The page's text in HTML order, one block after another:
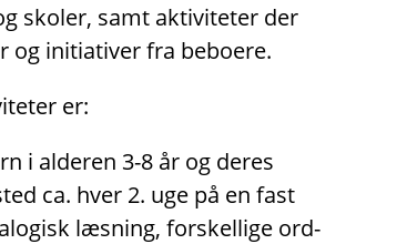
skoler, samt aktiviteter der
og initiativer fra beboere.
er:
i alderen 3-8 år og deres
ca. hver 2. uge på en fast
læsning, forskellige ord-